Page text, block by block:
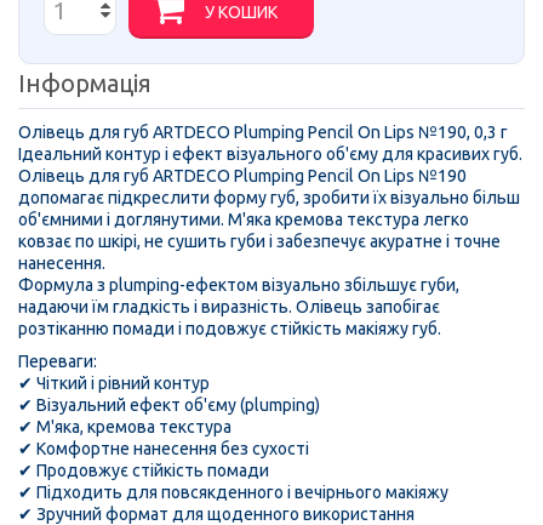
У КОШИК
Інформація
Олівець для губ ARTDECO Plumping Pencil On Lips №190, 0,3 г
Ідеальний контур і ефект візуального об'єму для красивих губ.
Олівець для губ ARTDECO Plumping Pencil On Lips №190
допомагає підкреслити форму губ, зробити їх візуально більш
об'ємними і доглянутими. М'яка кремова текстура легко
ковзає по шкірі, не сушить губи і забезпечує акуратне і точне
нанесення.
Формула з plumping-ефектом візуально збільшує губи,
надаючи їм гладкість і виразність. Олівець запобігає
розтіканню помади і подовжує стійкість макіяжу губ.
Переваги:
✔ Чіткий і рівний контур
✔ Візуальний ефект об'єму (plumping)
✔ М'яка, кремова текстура
✔ Комфортне нанесення без сухості
✔ Продовжує стійкість помади
✔ Підходить для повсякденного і вечірнього макіяжу
✔ Зручний формат для щоденного використання